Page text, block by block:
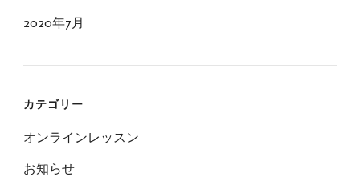
2020年7月
カテゴリー
オンラインレッスン
お知らせ